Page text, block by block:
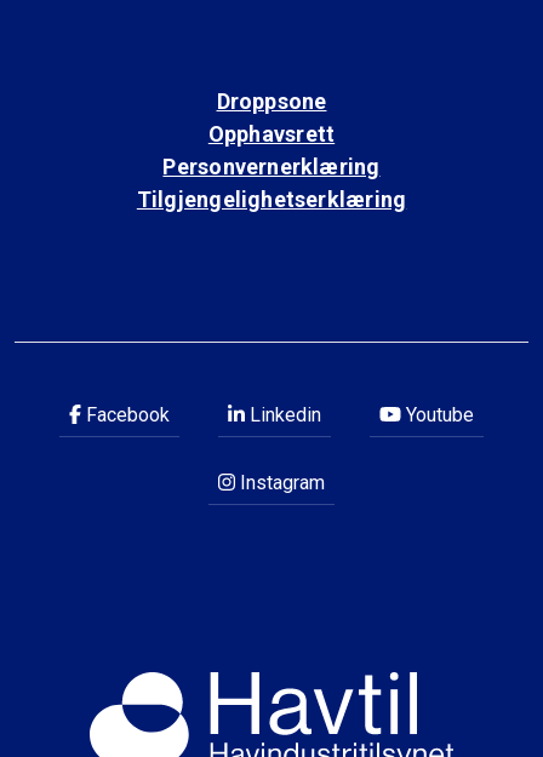
Droppsone
Opphavsrett
Personvernerklæring
Tilgjengelighetserklæring
Facebook Linkedin Youtube
Instagram